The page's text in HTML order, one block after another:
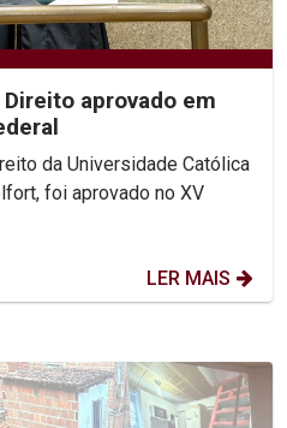
aprovado em
da Universidade Católica
foi aprovado no XV
LER MAIS